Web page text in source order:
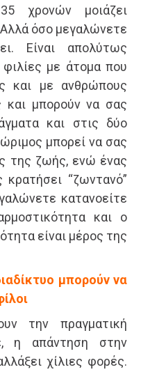
χρονών μοιάζει
όσο μεγαλώνετε
Είναι απολύτως
με άτομα που
και με ανθρώπους
και μπορούν να σας
και στις δύο
μπορεί να σας
της ζωής, ενώ ένας
“ζωντανό”
κατανοείτε
και ο
είναι μέρος της
μπορούν να
την πραγματική
η απάντηση στην
χίλιες φορές.